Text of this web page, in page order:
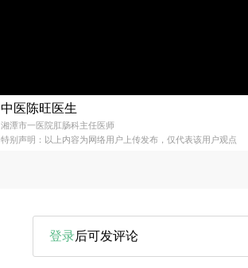
中医陈旺医生
湘潭市一医院肛肠科主任医师
特别声明：以上内容为网络用户上传发布，仅代表该用户观点
登录后可发评论